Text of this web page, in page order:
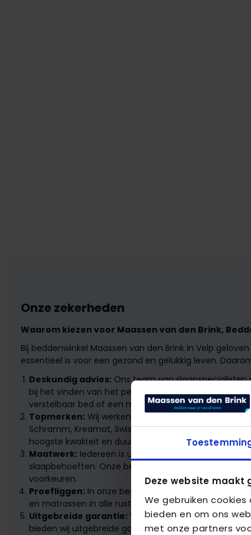
Deze website maakt
We gebruiken
bieden en om ons
met onze partners
Onze zekerheden
Waarom kiezen voor Maassen van den Brink,
Bij beddenwinkel Maassen van den Brink in Velp
essentieel is voor een gezond en gelukkig leven.
Deskundig advies: Ons team van
bij het vinden van het perfecte bed. Of je nu op zoek
verstelbaar bed of een matras, wij hebben de
Topmerken: Wij werken samen met
Schramm, Kreamat, Swissflex en nog veel meer. Al
hoogste kwaliteit en duurzaamheid.
Maatwerk: Iedereen is uniek, en daarom bieden wij
slaapbehoeften. Onze bedden en matrassen zijn
voorkeuren.
Proefliggen: In onze beddenwinkel moedigen we
en matrassen in alle rust en ontdek welke het beste
Uitgebreide garantie: Wij staan achter de
bieden wij uitgebreide garanties om jouw